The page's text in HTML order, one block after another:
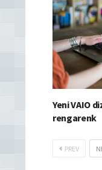
Yeni VAIO
rengarenk
PREV